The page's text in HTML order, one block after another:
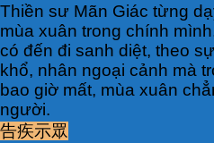
Thiền sư Mãn Giác từng
mùa xuân trong chính
có đến đi sanh diệt, theo
khổ, nhân ngoại cảnh mà
bao giờ mất, mùa xuân
người.
告疾示眾